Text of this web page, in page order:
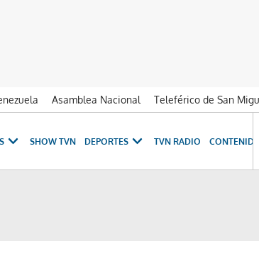
Asamblea Nacional Teleférico de San
SHOW TVN DEPORTES TVN RADIO